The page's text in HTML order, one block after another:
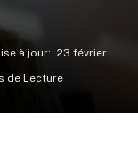
à jour: 23 février
de Lecture